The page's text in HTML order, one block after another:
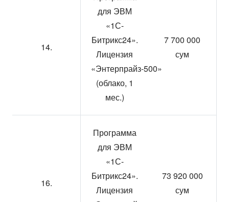
14.
для ЭВМ
«1С-
Битрикс24».
Лицензия
«Энтерпрайз-500»
(облако, 1
мес.)
7 700 000
сум
16.
Программа
для ЭВМ
«1С-
Битрикс24».
Лицензия
73 920 000
сум